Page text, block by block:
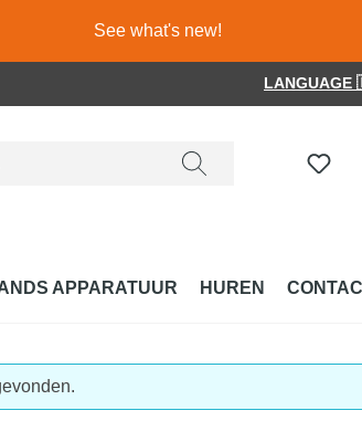
See what's new!
JE
APPARATUUR HUREN